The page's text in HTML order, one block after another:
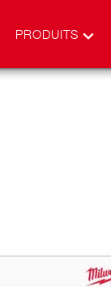
PRODUITS